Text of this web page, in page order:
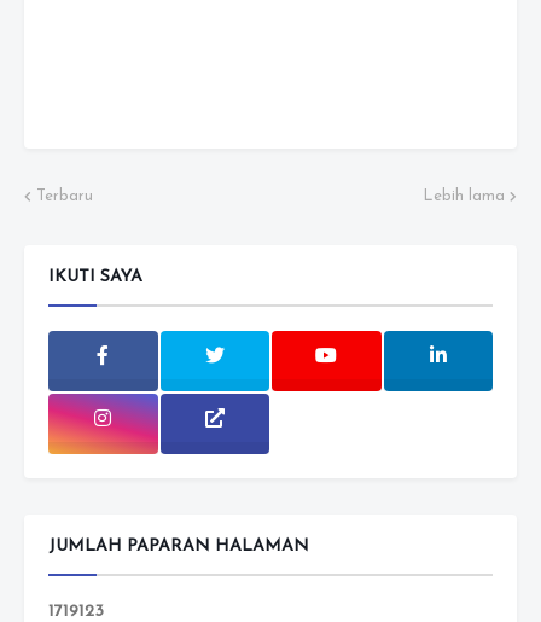
Terbaru Lebih lama
IKUTI SAYA
JUMLAH PAPARAN HALAMAN
1719123